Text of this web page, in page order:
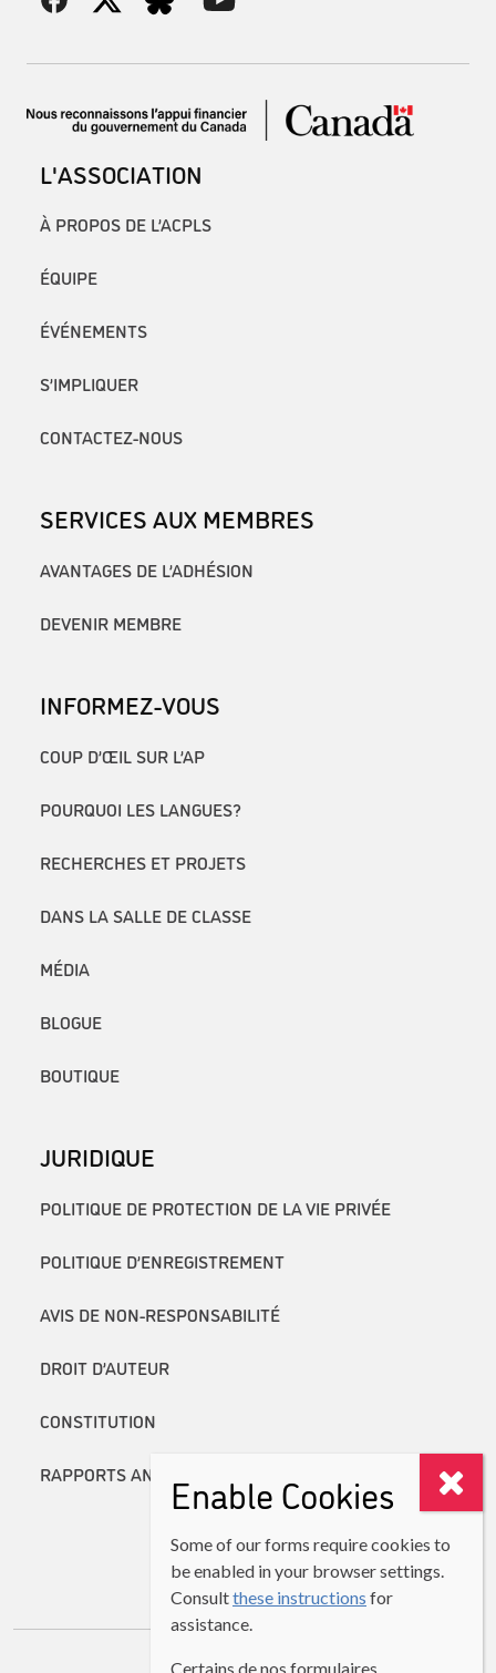
L'ASSOCIATION
À PROPOS DE L’ACPLS
ÉQUIPE
ÉVÉNEMENTS
S’IMPLIQUER
CONTACTEZ-NOUS
SERVICES AUX MEMBRES
AVANTAGES DE L’ADHÉSION
DEVENIR MEMBRE
INFORMEZ-VOUS
COUP D’ŒIL SUR L’AP
POURQUOI LES LANGUES?
RECHERCHES ET PROJETS
DANS LA SALLE DE CLASSE
MÉDIA
BLOGUE
BOUTIQUE
JURIDIQUE
POLITIQUE DE PROTECTION DE LA VIE PRIVÉE
POLITIQUE D’ENREGISTREMENT
AVIS DE NON-RESPONSABILITÉ
DROIT D’AUTEUR
CONSTITUTION
RAPPORTS ANNUELSEnable Cookies
Some of our forms require cookies to
be enabled in your browser settings.
Consultthese instructions for
assistance.
Certains de nos formulaires